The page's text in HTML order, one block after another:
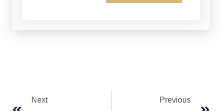
Previous
Next